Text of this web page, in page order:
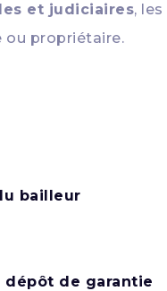
et judiciaires, les
ou propriétaire.
bailleur
de garantie